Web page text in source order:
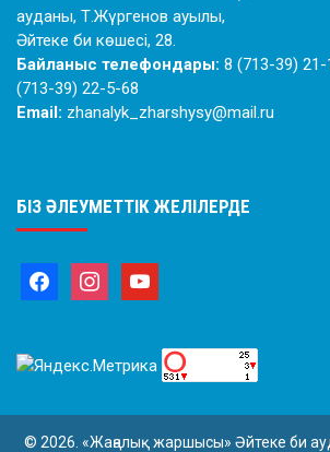
ауданы, Т.Жүргенов ауылы,
Әйтеке би көшесі, 28.
Байланыс телефондары: 8 (713-39)
(713-39) 22-5-68
Email: zhanalyk_zharshysy@mail.ru
БІЗ ӘЛЕУМЕТТІК ЖЕЛІЛЕРДЕ
© 2026. «Жаңалық жаршысы» Әйтеке би